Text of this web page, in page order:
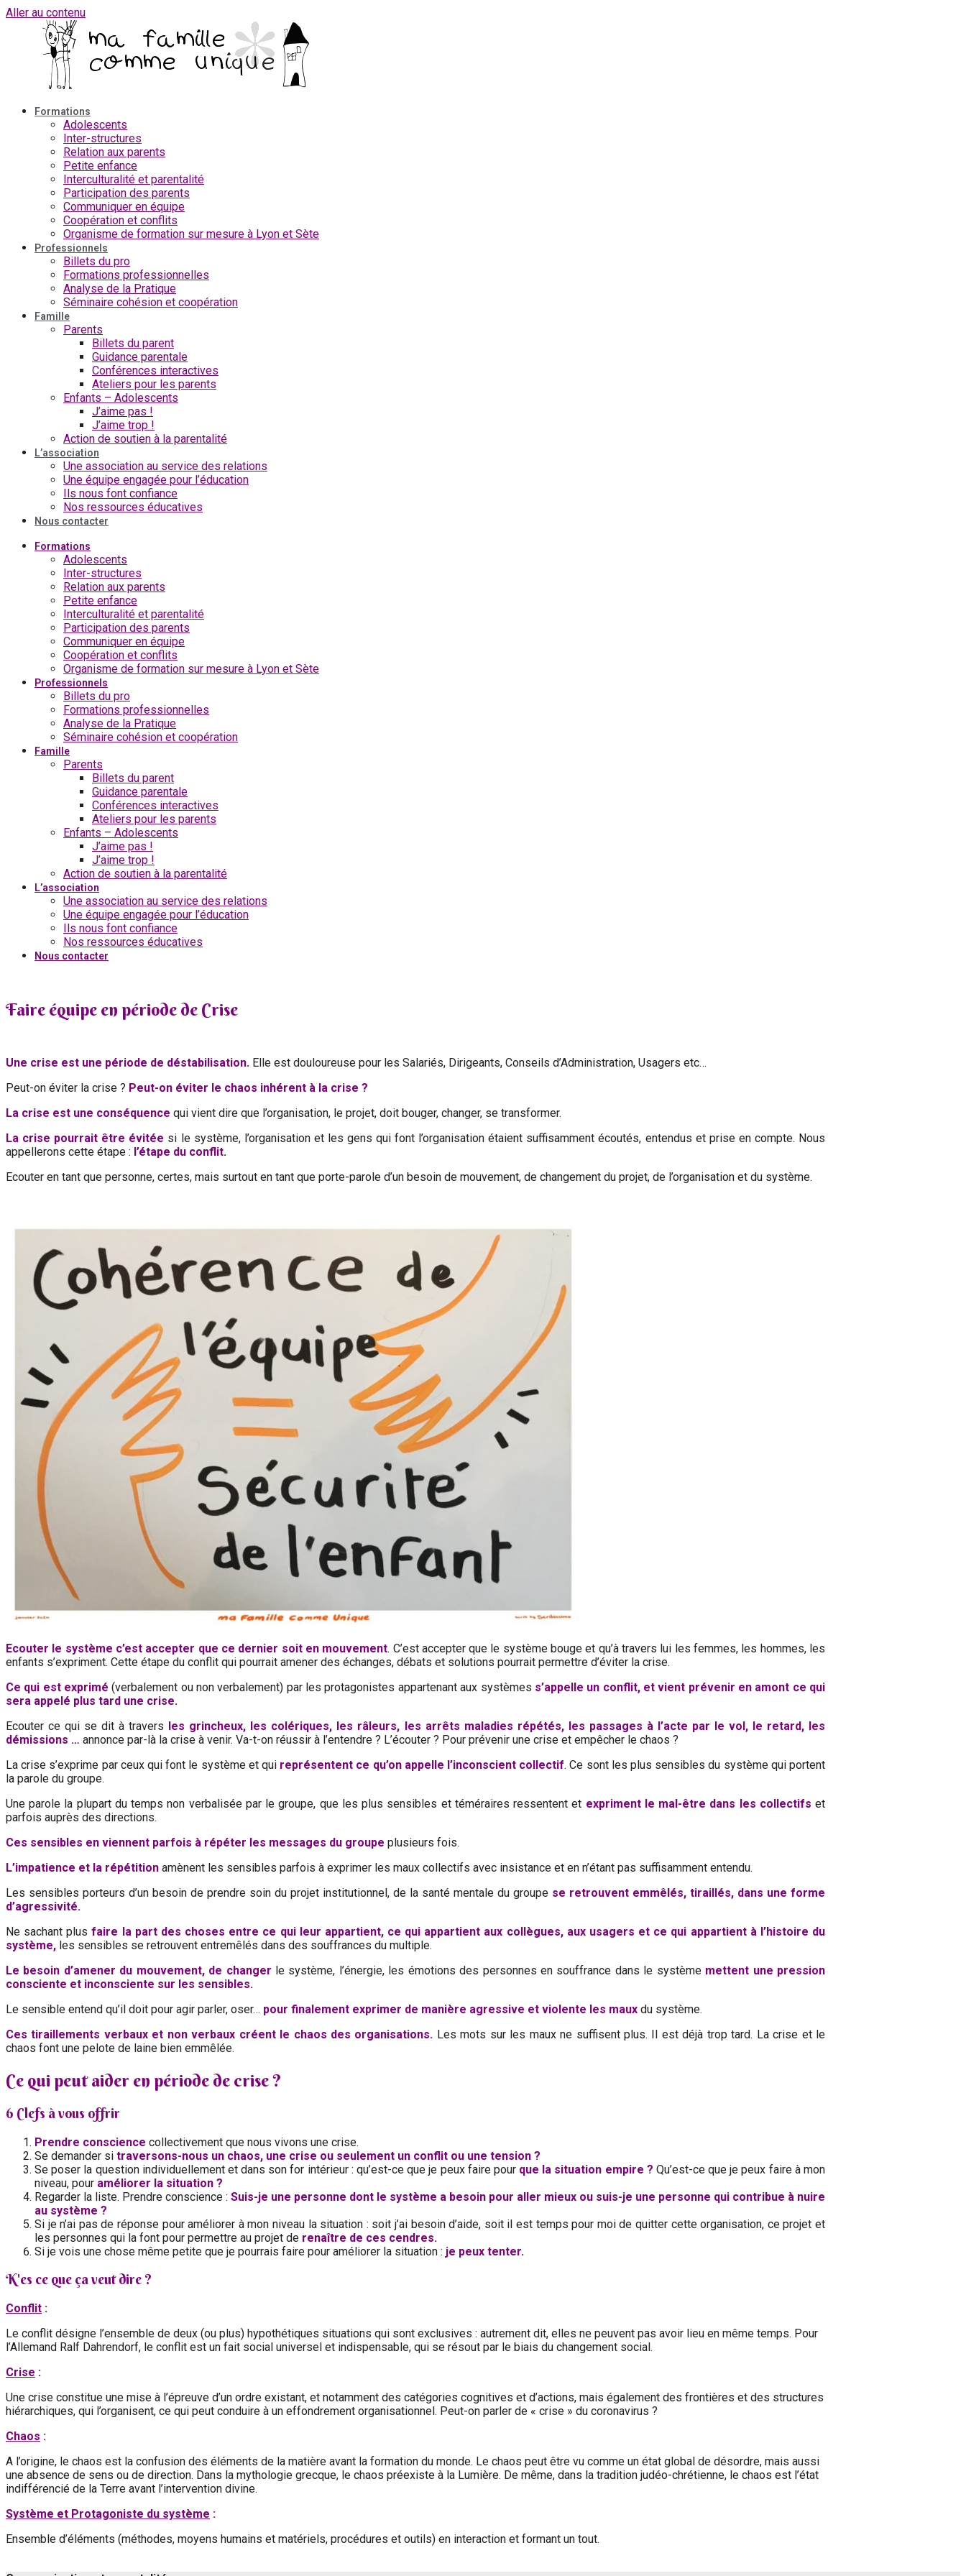
Aller au contenu
Formations
Adolescents
Inter-structures
Relation aux parents
Petite enfance
Interculturalité et parentalité
Participation des parents
Communiquer en équipe
Coopération et conflits
Organisme de formation sur mesure à Lyon et Sète
Professionnels
Billets du pro
Formations professionnelles
Analyse de la Pratique
Séminaire cohésion et coopération
Famille
Parents
Billets du parent
Guidance parentale
Conférences interactives
Ateliers pour les parents
Enfants – Adolescents
J’aime pas !
J’aime trop !
Action de soutien à la parentalité
L’association
Une association au service des relations
Une équipe engagée pour l’éducation
Ils nous font confiance
Nos ressources éducatives
Nous contacter
Formations
Adolescents
Inter-structures
Relation aux parents
Petite enfance
Interculturalité et parentalité
Participation des parents
Communiquer en équipe
Coopération et conflits
Organisme de formation sur mesure à Lyon et Sète
Professionnels
Billets du pro
Formations professionnelles
Analyse de la Pratique
Séminaire cohésion et coopération
Famille
Parents
Billets du parent
Guidance parentale
Conférences interactives
Ateliers pour les parents
Enfants – Adolescents
J’aime pas !
J’aime trop !
Action de soutien à la parentalité
L’association
Une association au service des relations
Une équipe engagée pour l’éducation
Ils nous font confiance
Nos ressources éducatives
Nous contacter
Faire équipe en période de Crise
Une crise est une période de déstabilisation. Elle est douloureuse pour les Salariés, Dirigeants, Conseils d’Administration, Usagers etc…
Peut-on éviter la crise ? Peut-on éviter le chaos inhérent à la crise ?
La crise est une conséquence qui vient dire que l’organisation, le projet, doit bouger, changer, se transformer.
La crise pourrait être évitée si le système, l’organisation et les gens qui font l’organisation étaient suffisamment écoutés, entendus et prise en compte. Nous
appellerons cette étape : l’étape du conflit.
Ecouter en tant que personne, certes, mais surtout en tant que porte-parole d’un besoin de mouvement, de changement du projet, de l’organisation et du système.
Ecouter le système c’est accepter que ce dernier soit en mouvement. C’est accepter que le système bouge et qu’à travers lui les femmes, les hommes, les
enfants s’expriment. Cette étape du conflit qui pourrait amener des échanges, débats et solutions pourrait permettre d’éviter la crise.
Ce qui est exprimé (verbalement ou non verbalement) par les protagonistes appartenant aux systèmes s’appelle un conflit, et vient prévenir en amont ce qui
sera appelé plus tard une crise.
Ecouter ce qui se dit à travers les grincheux, les colériques, les râleurs, les arrêts maladies répétés, les passages à l’acte par le vol, le retard, les
démissions … annonce par-là la crise à venir. Va-t-on réussir à l’entendre ? L’écouter ? Pour prévenir une crise et empêcher le chaos ?
La crise s’exprime par ceux qui font le système et qui représentent ce qu’on appelle l’inconscient collectif. Ce sont les plus sensibles du système qui portent
la parole du groupe.
Une parole la plupart du temps non verbalisée par le groupe, que les plus sensibles et téméraires ressentent et expriment le mal-être dans les collectifs et
parfois auprès des directions.
Ces sensibles en viennent parfois à répéter les messages du groupe plusieurs fois.
L’impatience et la répétition amènent les sensibles parfois à exprimer les maux collectifs avec insistance et en n’étant pas suffisamment entendu.
Les sensibles porteurs d’un besoin de prendre soin du projet institutionnel, de la santé mentale du groupe se retrouvent emmêlés, tiraillés, dans une forme
d’agressivité.
Ne sachant plusfaire la part des choses entre ce qui leur appartient, ce qui appartient aux collègues, aux usagers et ce qui appartient à l’histoire du
système, les sensibles se retrouvent entremêlés dans des souffrances du multiple.
Le besoin d’amener du mouvement, de changer le système, l’énergie, les émotions des personnes en souffrance dans le système mettent une pression
consciente et inconsciente sur les sensibles.
Le sensible entend qu’il doit pour agir parler, oser… pour finalement exprimer de manière agressive et violente les maux du système.
Ces tiraillements verbaux et non verbaux créent le chaos des organisations. Les mots sur les maux ne suffisent plus. Il est déjà trop tard. La crise et le
chaos font une pelote de laine bien emmêlée.
Ce qui peut aider en période de crise ?
6 Clefs à vous offrir
Prendre conscience collectivement que nous vivons une crise.
Se demander si traversons-nous un chaos, une crise ou seulement un conflit ou une tension ?
Se poser la question individuellement et dans son for intérieur : qu’est-ce que je peux faire pour que la situation empire ? Qu’est-ce que je peux faire à mon
niveau, pour améliorer la situation ?
Regarder la liste. Prendre conscience : Suis-je une personne dont le système a besoin pour aller mieux ou suis-je une personne qui contribue à nuire
au système ?
Si je n’ai pas de réponse pour améliorer à mon niveau la situation : soit j’ai besoin d’aide, soit il est temps pour moi de quitter cette organisation, ce projet et
les personnes qui la font pour permettre au projet de renaître de ces cendres.
Si je vois une chose même petite que je pourrais faire pour améliorer la situation : je peux tenter.
K'es ce que ça veut dire ?
Conflit :
Le conflit désigne l’ensemble de deux (ou plus) hypothétiques situations qui sont exclusives : autrement dit, elles ne peuvent pas avoir lieu en même temps. Pour
l’Allemand Ralf Dahrendorf, le conflit est un fait social universel et indispensable, qui se résout par le biais du changement social.
Crise :
Une crise constitue une mise à l’épreuve d’un ordre existant, et notamment des catégories cognitives et d’actions, mais également des frontières et des structures
hiérarchiques, qui l’organisent, ce qui peut conduire à un effondrement organisationnel. Peut-on parler de « crise » du coronavirus ?
Chaos :
A l’origine, le chaos est la confusion des éléments de la matière avant la formation du monde. Le chaos peut être vu comme un état global de désordre, mais aussi
une absence de sens ou de direction. Dans la mythologie grecque, le chaos préexiste à la Lumière. De même, dans la tradition judéo-chrétienne, le chaos est l’état
indifférencié de la Terre avant l’intervention divine.
Système et Protagoniste du système :
Ensemble d’éléments (méthodes, moyens humains et matériels, procédures et outils) en interaction et formant un tout.